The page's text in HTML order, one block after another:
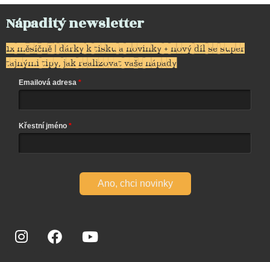
Nápaditý newsletter
1x měsíčně | dárky k tisku a novinky + nový díl se super
tajnými tipy, jak realizovat vaše nápady
Emailová adresa
Křestní jméno
Ano, chci novinky